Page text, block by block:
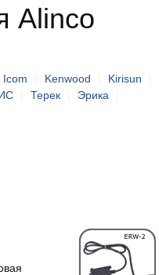
Alinco
Icom Kenwood Kirisun
Терек Эрика